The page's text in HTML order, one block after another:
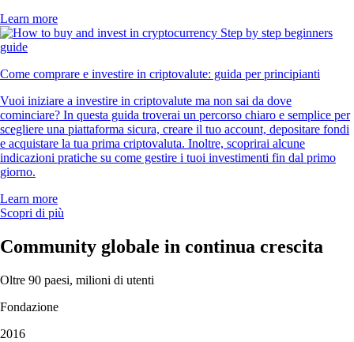
Learn more
Come comprare e investire in criptovalute: guida per principianti
Vuoi iniziare a investire in criptovalute ma non sai da dove
cominciare? In questa guida troverai un percorso chiaro e semplice per
scegliere una piattaforma sicura, creare il tuo account, depositare fondi
e acquistare la tua prima criptovaluta. Inoltre, scoprirai alcune
indicazioni pratiche su come gestire i tuoi investimenti fin dal primo
giorno.
Learn more
Scopri di più
Community globale in continua crescita
Oltre 90 paesi, milioni di utenti
Fondazione
2016